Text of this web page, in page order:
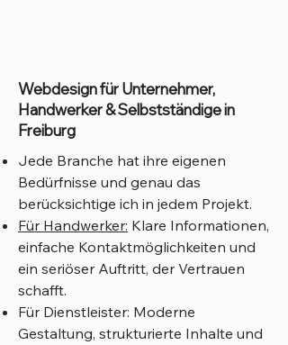
Webdesign für Unternehmer,
Handwerker & Selbstständige in
Freiburg
Jede Branche hat ihre eigenen
Bedürfnisse und genau das
berücksichtige ich in jedem Projekt.
Für Handwerker: Klare Informationen,
einfache Kontaktmöglichkeiten und
ein seriöser Auftritt, der Vertrauen
schafft.
Für Dienstleister: Moderne
Gestaltung, strukturierte Inhalte und